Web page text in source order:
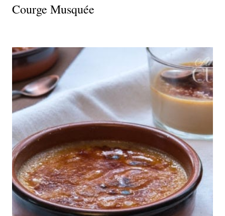
Courge Musquée